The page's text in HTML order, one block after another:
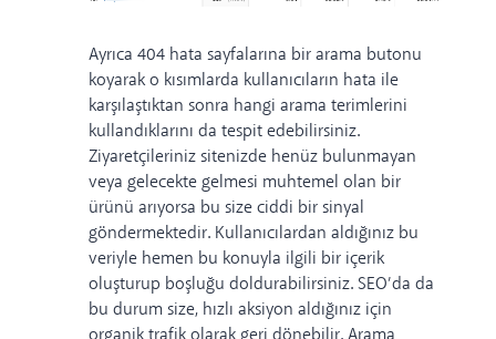
Ayrıca 404 hata sayfalarına bir arama butonu
koyarak o kısımlarda kullanıcıların hata ile
karşılaştıktan sonra hangi arama terimlerini
kullandıklarını da tespit edebilirsiniz.
Ziyaretçileriniz sitenizde henüz bulunmayan
veya gelecekte gelmesi muhtemel olan bir
ürünü arıyorsa bu size ciddi bir sinyal
göndermektedir. Kullanıcılardan aldığınız bu
veriyle hemen bu konuyla ilgili bir içerik
oluşturup boşluğu doldurabilirsiniz. SEO’da da
bu durum size, hızlı aksiyon aldığınız için